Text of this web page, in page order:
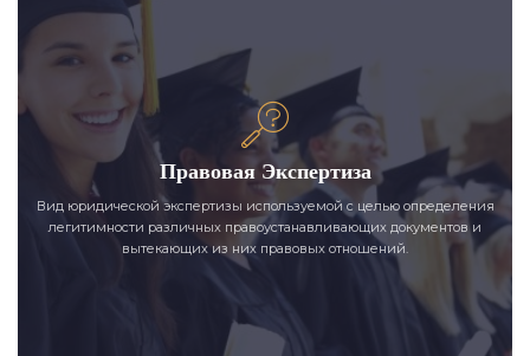
Правовая Экспертиза
Вид юридической экспертизы используемой с целью определения
легитимности различных правоустанавливающих документов и
вытекающих из них правовых отношений.